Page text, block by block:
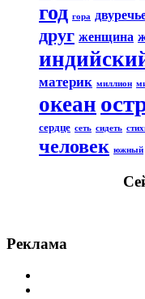
год гора
друг женщина
материк миллион
океан
сердце сеть сидеть
человек южный
Реклама